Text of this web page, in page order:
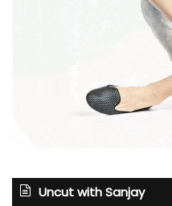
Uncut with Sanjay